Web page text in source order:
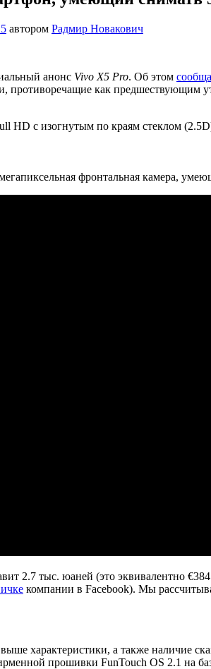
автором Радмир Новакович
анонс Vivo X5 Pro. Об этом
противоречащие как предшествующим
HD с изогнутым по краям стеклом
фронтальная камера,
2.7 тыс. юаней (это эквивалентно
компании в Facebook). Мы
характеристики, а также наличие
прошивки FunTouch OS 2.1 на